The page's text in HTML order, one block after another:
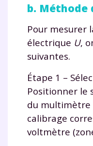
b. Méthode
Pour mesurer
électrique U,
suivantes.
Étape 1 –
Positionner le
du multimètre
calibrage
voltmètre